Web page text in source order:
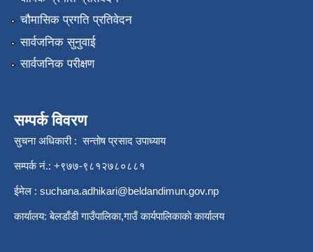
चौमासिक प्रगति प्रतिवेदन
सार्वजनिक सुनुवाई
सार्वजनिक परीक्षण
सम्पर्क विवरण
सुचना अधिकारी : सन्तोष प्रसाद उपाध्याय
सम्पर्क नं.: +९७७-९८१२७८०८८१
ईमेल : suchana.adhikari@beldandimun.gov.np
कार्यालय: बेलडाँडी गाउँपालिका,गाउँ कार्यपालिकाकाे कार्यालय